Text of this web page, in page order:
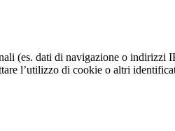
(es. dati di navigazione o
l’utilizzo di cookie o altri